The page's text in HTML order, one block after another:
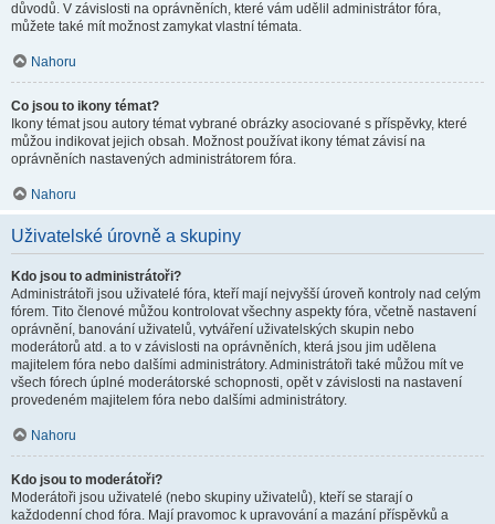
důvodů. V závislosti na oprávněních, které vám udělil administrátor fóra,
můžete také mít možnost zamykat vlastní témata.
Nahoru
Co jsou to ikony témat?
Ikony témat jsou autory témat vybrané obrázky asociované s příspěvky, které
můžou indikovat jejich obsah. Možnost používat ikony témat závisí na
oprávněních nastavených administrátorem fóra.
Nahoru
Uživatelské úrovně a skupiny
Kdo jsou to administrátoři?
Administrátoři jsou uživatelé fóra, kteří mají nejvyšší úroveň kontroly nad celým
fórem. Tito členové můžou kontrolovat všechny aspekty fóra, včetně nastavení
oprávnění, banování uživatelů, vytváření uživatelských skupin nebo
moderátorů atd. a to v závislosti na oprávněních, která jsou jim udělena
majitelem fóra nebo dalšími administrátory. Administrátoři také můžou mít ve
všech fórech úplné moderátorské schopnosti, opět v závislosti na nastavení
provedeném majitelem fóra nebo dalšími administrátory.
Nahoru
Kdo jsou to moderátoři?
Moderátoři jsou uživatelé (nebo skupiny uživatelů), kteří se starají o
každodenní chod fóra. Mají pravomoc k upravování a mazání příspěvků a